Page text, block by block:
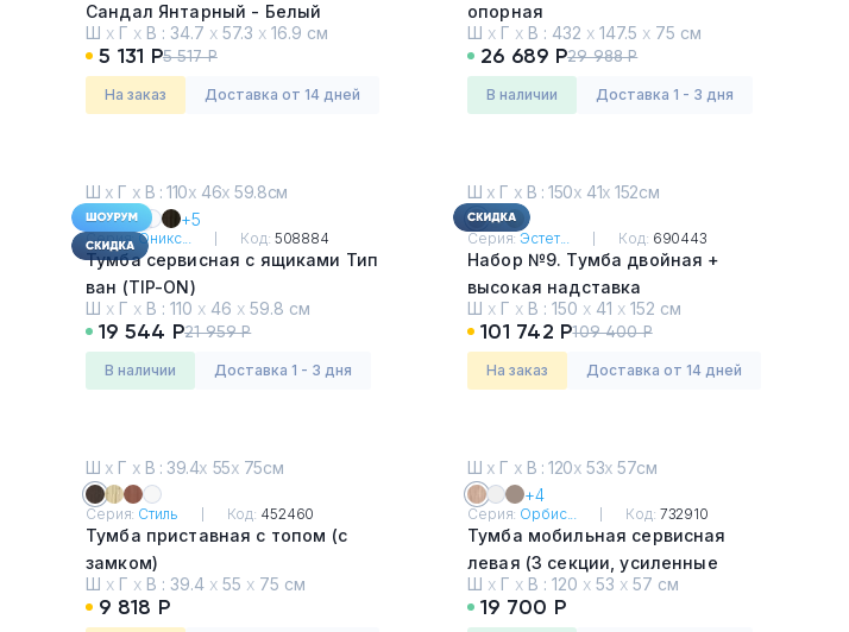
Сандал Янтарный - Белый
Ш х Г х В : 34.7 х 57.3 х 16.9 см
5 131 Р5 517 Р
На заказ Доставка от 14 дней
опорная
Тиквуд Светлый
Ш х Г х В : 432 х 147.5 х 75 см
26 689 Р29 988 Р
в наличии Доставка 1 - 3 дня
Ш х Г х В : 110х 46х 59.8см
+5
Серия:Оникс... Код: 508884
Тумба сервисная с ящиками Тип
ван (TIP-ON)
Дуб Аттик
Ш х Г х В : 110 х 46 х 59.8 см
19 544 Р21 959 Р
в наличии Доставка 1 - 3 дня
Ш х Г х В : 150х 41х 152см
Серия:Эстет... Код: 690443
Набор №9. Тумба двойная +
высокая надставка
Капучино
Ш х Г х В : 150 х 41 х 152 см
101 742 Р109 400 Р
На заказ Доставка от 14 дней
Ш х Г х В : 39.4х 55х 75см
Серия: Стиль Код: 452460
Тумба приставная с топом (с
замком)
Венге
Ш х Г х В : 39.4 х 55 х 75 см
9 818 Р
Ш х Г х В : 120х 53х 57см
+4
Серия: Орбис... Код: 732910
Тумба мобильная сервисная
левая (3 секции, усиленные
колёсные опоры, без ручек)
Светлый дуб
Ш х Г х В : 120 х 53 х 57 см
19 700 Р